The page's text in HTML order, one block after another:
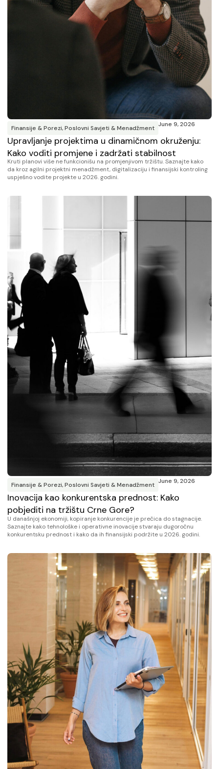
Finansije & Porezi,Poslovni Savjeti & Menadžment June 9, 2026
Upravljanje projektima u dinamičnom okruženju:
Kako voditi promjene i zadržati stabilnost
Kruti planovi više ne funkcionišu na promjenjivom tržištu. Saznajte kako
da kroz agilni projektni menadžment, digitalizaciju i finansijski kontroling
uspješno vodite projekte u 2026. godini.
Finansije & Porezi,Poslovni Savjeti & Menadžment June 9, 2026
Inovacija kao konkurentska prednost: Kako
pobjediti na tržištu Crne Gore?
U današnjoj ekonomiji, kopiranje konkurencije je prečica do stagnacije.
Saznajte kako tehnološke i operativne inovacije stvaraju dugoročnu
konkurentsku prednost i kako da ih finansijski podržite u 2026. godini.